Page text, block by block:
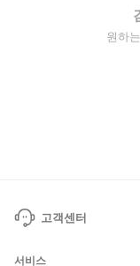
원하
고객센터
서비스